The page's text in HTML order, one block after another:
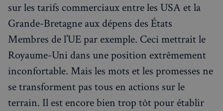
sur les tarifs commerciaux entre les USA et la
Grande-Bretagne aux dépens des États
Membres de l’UE par exemple. Ceci mettrait le
Royaume-Uni dans une position extrêmement
inconfortable. Mais les mots et les promesses ne
se transforment pas tous en actions sur le
terrain. Il est encore bien trop tôt pour établir